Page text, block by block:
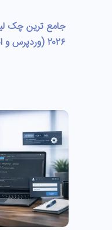
جامع ترین چک
۲۰۲۶ (وردپرس و اختصاصی)